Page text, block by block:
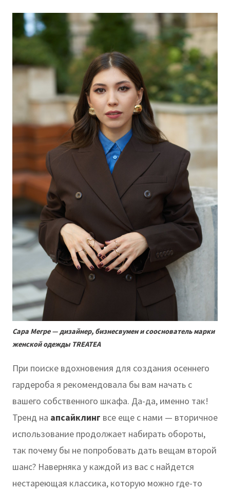
Сара Мегре — дизайнер, бизнесвумен и сооснователь марки
женской одежды TREATEA
При поиске вдохновения для создания осеннего
гардероба я рекомендовала бы вам начать с
вашего собственного шкафа. Да-да, именно так!
Тренд на апсайклинг все еще с нами — вторичное
использование продолжает набирать обороты,
так почему бы не попробовать дать вещам второй
шанс? Наверняка у каждой из вас с найдется
нестареющая классика, которую можно где-то